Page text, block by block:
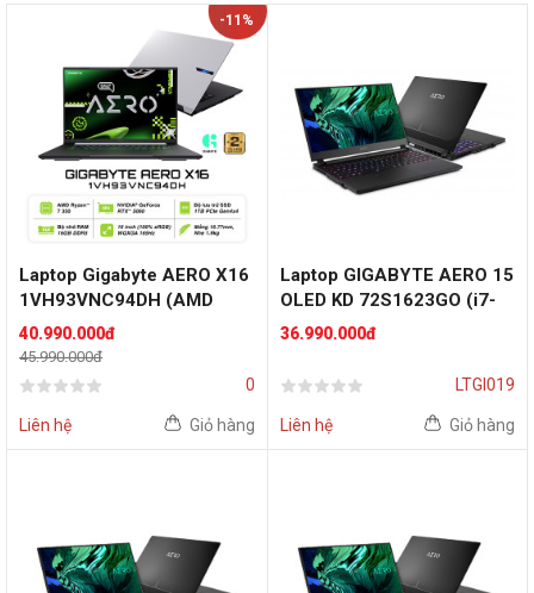
-11%
Laptop Gigabyte AERO X16
1VH93VNC94DH (AMD
Ryzen AI 7 350 | RTX 5060
8GB GDDR7 | 16 inch
WQXGA | 16GB | 1TB |
Trắng)
40.990.000đ
45.990.000đ
0
Liên hệ Giỏ hàng
Laptop GIGABYTE AERO 15
OLED KD 72S1623GO (i7-
11800H | RTX 3060 6GB |
DDR4 | SSD 512GB | Win 11
36.990.000đ
LTGI019
Liên hệ Giỏ hàng